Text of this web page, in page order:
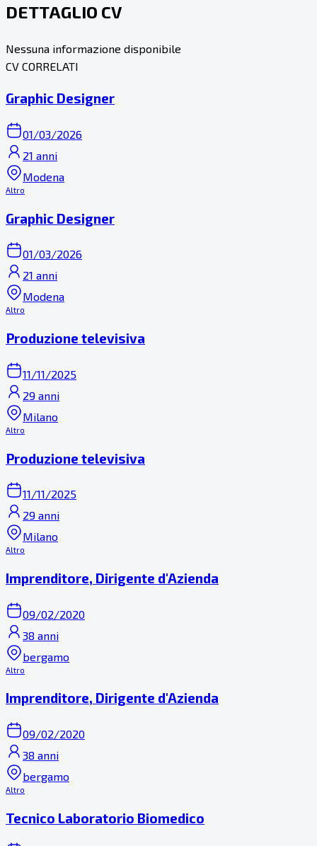
DETTAGLIO CV
Nessuna informazione disponibile
CV CORRELATI
Graphic Designer
01/03/2026
21 anni
Modena
Altro
Graphic Designer
01/03/2026
21 anni
Modena
Altro
Produzione televisiva
11/11/2025
29 anni
Milano
Altro
Produzione televisiva
11/11/2025
29 anni
Milano
Altro
Imprenditore, Dirigente d'Azienda
09/02/2020
38 anni
bergamo
Altro
Imprenditore, Dirigente d'Azienda
09/02/2020
38 anni
bergamo
Altro
Tecnico Laboratorio Biomedico